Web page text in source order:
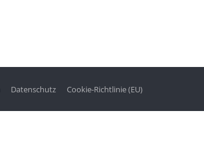
Datenschutz Cookie-Richtlinie (EU)